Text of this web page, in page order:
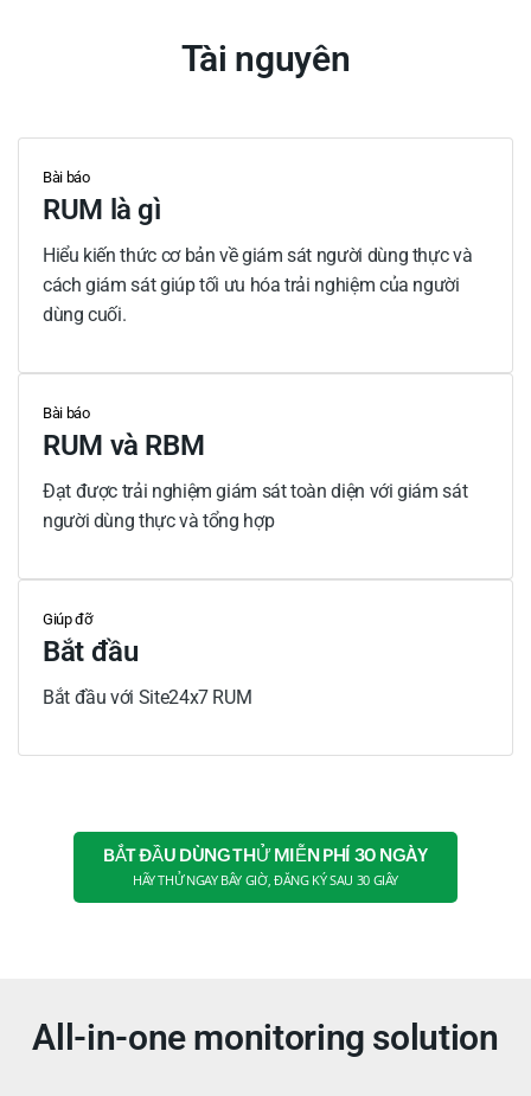
Tài nguyên
Bài báo
RUM là gì
Hiểu kiến ​​thức cơ bản về giám sát người dùng thực và
cách giám sát giúp tối ưu hóa trải nghiệm của người
dùng cuối.
Bài báo
RUM và RBM
Đạt được trải nghiệm giám sát toàn diện với giám sát
người dùng thực và tổng hợp
Giúp đỡ
Bắt đầu
Bắt đầu với Site24x7 RUM
BẮT ĐẦU DÙNG THỬ MIỄN PHÍ 30 NGÀY
HÃY THỬ NGAY BÂY GIỜ, ĐĂNG KÝ SAU 30 GIÂY
All-in-one monitoring solution